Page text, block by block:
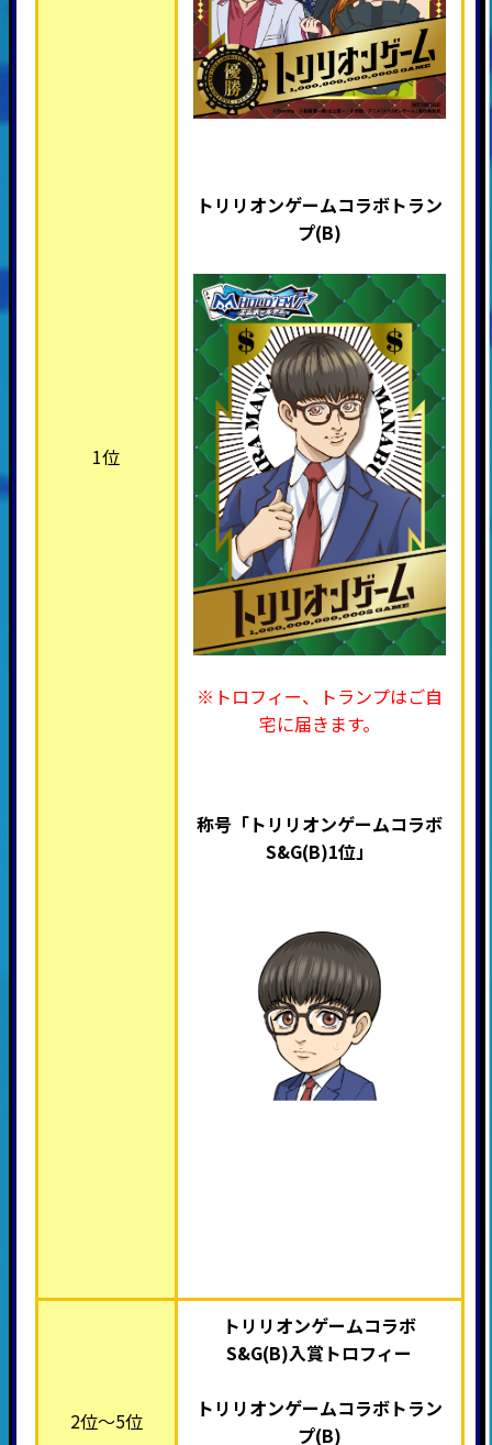
1位
トリリオンゲームコラボトラン
プ(B)
※トロフィー、トランプはご自
宅に届きます。
称号「トリリオンゲームコラボ
S&G(B)1位」
2位～5位
トリリオンゲームコラボ
S&G(B)入賞トロフィー
トリリオンゲームコラボトラン
プ(B)